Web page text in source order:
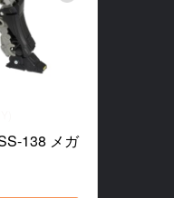
138 メガ